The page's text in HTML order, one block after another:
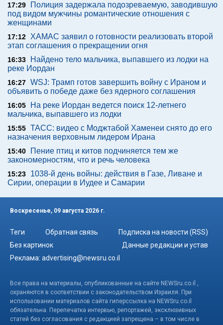
17:29
Полиция задержала подозреваемую, заводившую
под видом мужчины романтические отношения с
женщинами
17:12
ХАМАС заявил о готовности реализовать второй
этап соглашения о прекращении огня
16:33
Найдено тело мальчика, выпавшего из лодки на
реке Иордан
16:27 WSJ: Трамп готов завершить войну с Ираном и
объявить о победе даже без ядерного соглашения
16:05
На реке Иордан ведется поиск 12-летнего
мальчика, выпавшего из лодки
15:55 ТАСС: видео с Моджтабой Хаменеи снято до его
назначения верховным лидером Ирана
15:40
Пение птиц и китов подчиняется тем же
закономерностям, что и речь человека
15:23
1038-й день войны: действия в Газе, Ливане и
Сирии, операции в Иудее и Самарии
Воскресенье, 09 августа 2026 г.
Теги Обратная связь
Подписка на новости (RSS)
Без картинок
Данные редакции и устав
Реклама: advertising@newsru.co.il
Все права на материалы, опубликованные на сайте NEWSru.co.il ,
охраняются в соответствии с законодательством Израиля. При
использовании материалов сайта гиперссылка на NEWSru.co.il
обязательна. Перепечатка интервью, репортажей, эксклюзивных
статей без согласования с редакцией запрещена – в том числе в